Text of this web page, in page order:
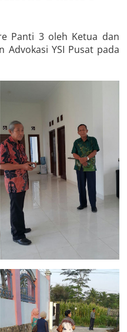
Panti 3 oleh Ketua dan
Advokasi YSI Pusat pada